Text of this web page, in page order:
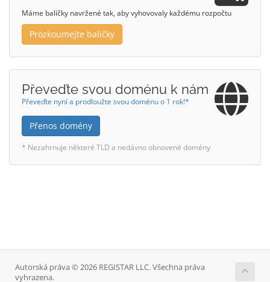
Máme balíčky navržené tak, aby vyhovovaly každému rozpočtu
Prozkoumejte balíčky
Převeďte svou doménu k nám
Převeďte nyní a prodloužte svou doménu o 1 rok!*
Přenos domény
* Nezahrnuje některé TLD a nedávno obnovené domény
Autorská práva © 2026 REGISTAR LLC. Všechna práva
vyhrazena.